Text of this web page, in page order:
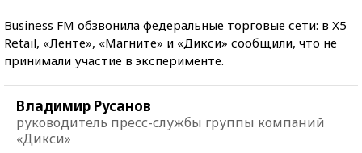
Business FM обзвонила федеральные торговые сети: в Х5
Retail, «Ленте», «Магните» и «Дикси» сообщили, что не
принимали участие в эксперименте.
Владимир Русанов
руководитель пресс-службы группы компаний
«Дикси»